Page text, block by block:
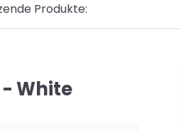
Produkte:
White